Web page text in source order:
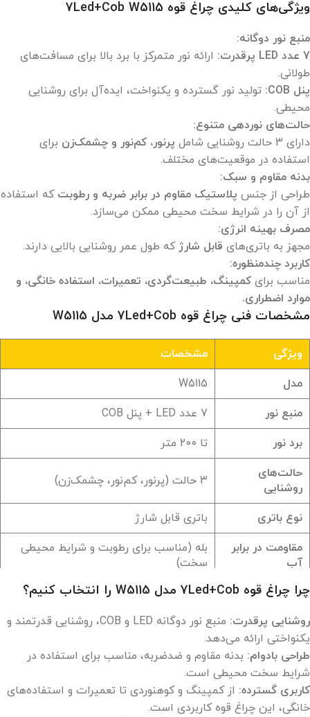
ویژگی‌های کلیدی چراغ قوه 7Led+Cob W5115
منبع نور دوگانه:
7 عدد LED پرقدرت:
ارائه نور متمرکز با برد بالا برای مسافت‌های
طولانی.
پنل COB:
تولید نور گسترده و یکنواخت، ایده‌آل برای روشنایی
محیطی.
حالت‌های نوردهی متنوع:
دارای 3 حالت روشنایی شامل
پرنور، کم‌نور و چشمک‌زن برای
استفاده در موقعیت‌های مختلف.
بدنه مقاوم و سبک:
طراحی از جنس پلاستیک مقاوم در برابر ضربه و رطوبت که استفاده
از آن را در شرایط سخت محیطی ممکن می‌سازد.
مصرف بهینه انرژی:
مجهز به باتری‌های قابل شارژ که طول عمر روشنایی بالایی دارند.
کاربرد چندمنظوره:
مناسب برای کمپینگ، طبیعت‌گردی، تعمیرات، استفاده خانگی، و
موارد اضطراری.
مشخصات فنی چراغ قوه 7Led+Cob مدل W5115
ویژگی
مشخصات
مدل
W5115
منبع نور
7 عدد LED + پنل COB
برد نور
تا 200 متر
حالت‌های
روشنایی
3 حالت (پرنور، کم‌نور، چشمک‌زن)
نوع باتری
باتری قابل شارژ
مقاومت در برابر
آب
بله (مناسب برای رطوبت و شرایط محیطی
سخت)
جنس بدنه
پلاستیک مقاوم
وزن
سبک و قابل حمل
چرا چراغ قوه 7Led+Cob مدل W5115 را انتخاب کنیم؟
روشنایی پرقدرت:
منبع نور دوگانه LED و COB، روشنایی قدرتمند و
یکنواختی ارائه می‌دهد.
طراحی بادوام: بدنه مقاوم و ضدضربه، مناسب برای استفاده در
شرایط سخت محیطی است.
کاربری گسترده: از کمپینگ و کوهنوردی تا تعمیرات و استفاده‌های
خانگی، این چراغ قوه کاربردی است.